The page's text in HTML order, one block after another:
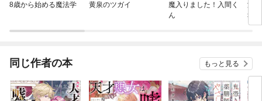
8歳から始める魔法学 黄泉のツガイ
魔入りました！入間く
ん
溺
幸
わ
同じ作者の本 もっと見る